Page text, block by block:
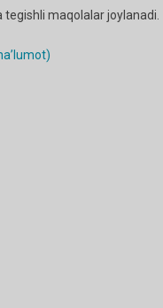
tegishli maqolalar joylanadi.